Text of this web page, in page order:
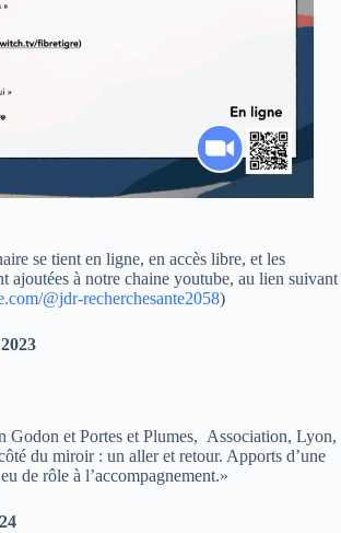
se tient en ligne, en accès libre, et les
ajoutées à notre chaine youtube, au lien suivant
@jdr-recherchesante2058)
Godon et Portes et Plumes, Association, Lyon,
du miroir : un aller et retour. Apports d’une
de rôle à l’accompagnement.»